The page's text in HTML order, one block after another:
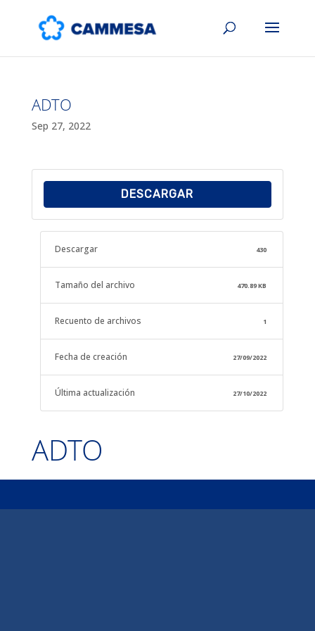
ADTO
Sep 27, 2022
DESCARGAR
Descargar 430
Tamaño del archivo 470.89 KB
Recuento de archivos 1
Fecha de creación 27/09/2022
Última actualización 27/10/2022
ADTO